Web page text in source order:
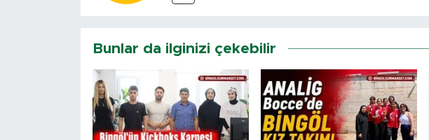
Bunlar da ilginizi çekebilir